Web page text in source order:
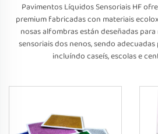
Pavimentos Líquidos Sensoriais HF
premium fabricadas con materiais
nosas alfombras están deseñadas
sensoriais dos nenos, sendo
incluíndo caseís, escolas e